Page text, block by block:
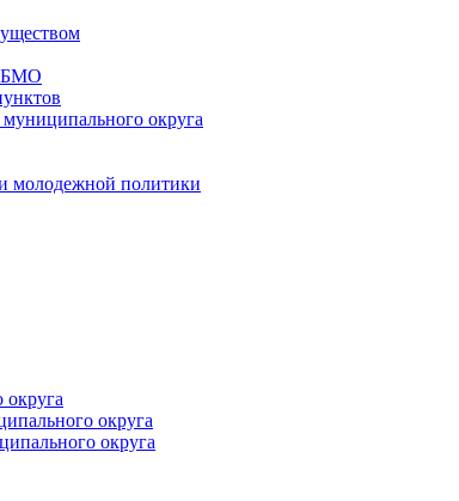
округа
молодежной политики
округа
округа